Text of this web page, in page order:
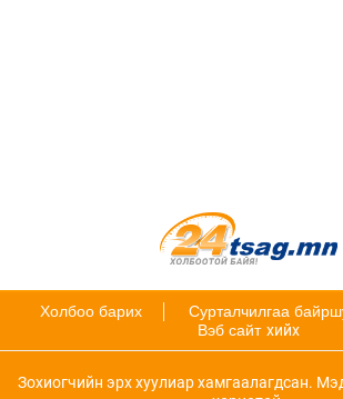
Холбоо барих Сурталчилгаа
Вэб сайт хийх
Зохиогчийн эрх хуулиар хамгаалагдсан.